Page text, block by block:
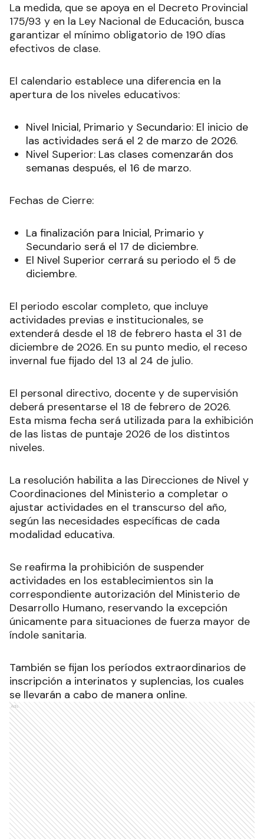
La medida, que se apoya en el Decreto Provincial
175/93 y en la Ley Nacional de Educación, busca
garantizar el mínimo obligatorio de 190 días
efectivos de clase.
El calendario establece una diferencia en la
apertura de los niveles educativos:
Nivel Inicial, Primario y Secundario: El inicio de
las actividades será el 2 de marzo de 2026.
Nivel Superior: Las clases comenzarán dos
semanas después, el 16 de marzo.
Fechas de Cierre:
La finalización para Inicial, Primario y
Secundario será el 17 de diciembre.
El Nivel Superior cerrará su periodo el 5 de
diciembre.
El periodo escolar completo, que incluye
actividades previas e institucionales, se
extenderá desde el 18 de febrero hasta el 31 de
diciembre de 2026. En su punto medio, el receso
invernal fue fijado del 13 al 24 de julio.
El personal directivo, docente y de supervisión
deberá presentarse el 18 de febrero de 2026.
Esta misma fecha será utilizada para la exhibición
de las listas de puntaje 2026 de los distintos
niveles.
La resolución habilita a las Direcciones de Nivel y
Coordinaciones del Ministerio a completar o
ajustar actividades en el transcurso del año,
según las necesidades específicas de cada
modalidad educativa.
Se reafirma la prohibición de suspender
actividades en los establecimientos sin la
correspondiente autorización del Ministerio de
Desarrollo Humano, reservando la excepción
únicamente para situaciones de fuerza mayor de
índole sanitaria.
También se fijan los períodos extraordinarios de
inscripción a interinatos y suplencias, los cuales
se llevarán a cabo de manera online.
Ads